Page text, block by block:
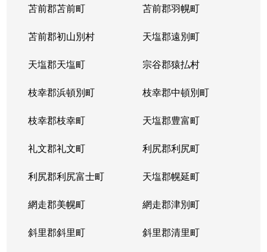
苫前郡苫前町 苫前郡羽幌町
苫前郡初山別村 天塩郡遠別町
天塩郡天塩町 宗谷郡猿払村
枝幸郡浜頓別町 枝幸郡中頓別町
枝幸郡枝幸町 天塩郡豊富町
礼文郡礼文町 利尻郡利尻町
利尻郡利尻富士町 天塩郡幌延町
網走郡美幌町 網走郡津別町
斜里郡斜里町 斜里郡清里町